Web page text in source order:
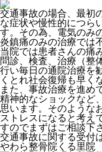
交通事故の場合、最初
な症状や慢性的につら
す。その為、電気のみ
炎鎮痛のみの治療では
当院では患者さんの痛
問診、検査、治療（整
行い毎日の通院治療を
くとれ社会復帰も早く
また、事故治療を進め
精神的なショックなど
思います。そのような
ストレスになると考え
すのでまずはご相談下
交通事故に関する受付
やわら整骨院くる里院